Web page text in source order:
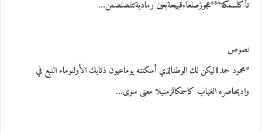
تأكلسمكة***عجوزٌصلعاءقبيحةبعين رماديةتتلصلصمن…
نصوص
*محمود حمد1ليكن لك الوطنالذي أسكنته يوماعيون ذئابك الأولىوماء النبع في
واديحاصره الغياب كاسمكالزمنيلا معنى سوى…